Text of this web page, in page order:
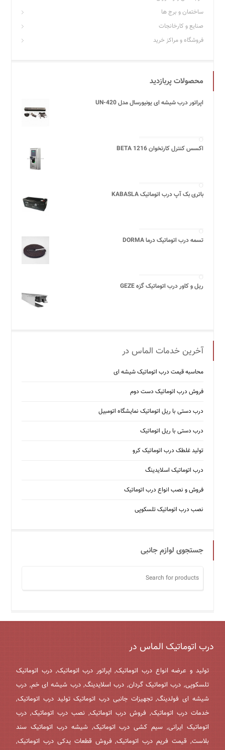
ساختمان و برج ها
صنایع و کارخانجات
فروشگاه و مراکز خرید
محصولات پربازدید
اپراتور درب شیشه ای یونیورسال مدل UN-420
اکسس کنترل کارتخوان BETA 1216
باتری بک آپ درب اتوماتیک KABASLA
تسمه درب اتوماتیک درما DORMA
ریل و کاور درب اتوماتیک گزه GEZE
آخرین خدمات الماس در
محاسبه قیمت درب اتوماتیک شیشه ‌ای
فروش درب اتوماتیک دست دوم
درب دستی با ریل اتوماتیک نمایشگاه اتومبیل
درب دستی با ریل اتوماتیک
تولید غلطک درب اتوماتیک کرو
درب اتوماتیک اسلایدینگ
فروش و نصب انواع درب اتوماتیک
نصب درب اتوماتیک تلسکوپی
جستجوی لوازم جانبی
درب اتوماتیک الماس در
تولید و عرضه انواع درب اتوماتیک, اپراتور درب اتوماتیک, درب اتوماتیک
تلسکوپی, درب اتوماتیک گردان, درب اسلایدینگ, درب شیشه ای خم, درب
شیشه ای فولدینگ, تجهیزات جانبی درب اتوماتیک تولید درب اتوماتیک,
خدمات درب اتوماتیک, فروش درب اتوماتیک, نصب درب اتوماتیک, درب
اتوماتیک ایرانی, سیم کشی درب اتوماتیک, شیشه درب اتوماتیک سند
بلاست, قیمت فریم درب اتوماتیک, فروش قطعات یدکی درب اتوماتیک,